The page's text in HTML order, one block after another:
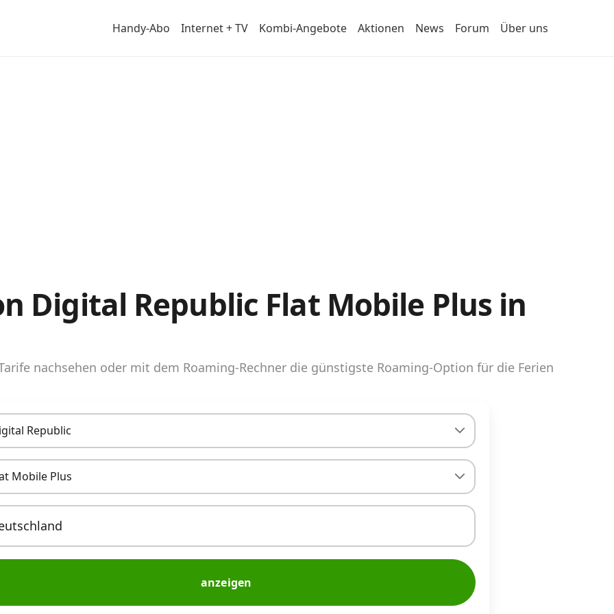
Handy-Abo Internet + TV Kombi-Angebote Aktionen News Forum Über uns
Digital Republic Flat Mobile Plus in
nachsehen oder mit dem Roaming-Rechner die günstigste Roaming-Option für die Ferien
Republic
Mobile Plus
anzeigen